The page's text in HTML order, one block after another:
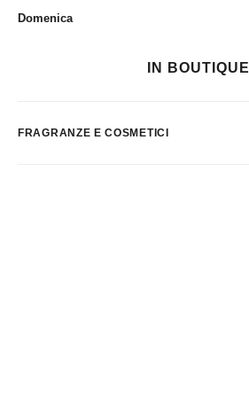
Domenica
IN BOUTIQUE
FRAGRANZE E COSMETICI